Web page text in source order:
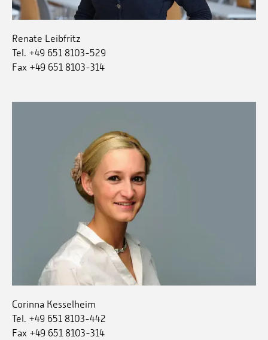
Renate Leibfritz
Tel. +49 651 8103-529
Fax +49 651 8103-314
Corinna Kesselheim
Tel. +49 651 8103-442
Fax +49 651 8103-314